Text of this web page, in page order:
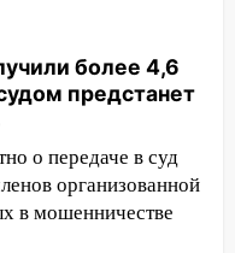
непогода: град
иномарку
тысяч рублей
более 4,6
предстанет
о передаче в суд
организованной
в мошенничестве